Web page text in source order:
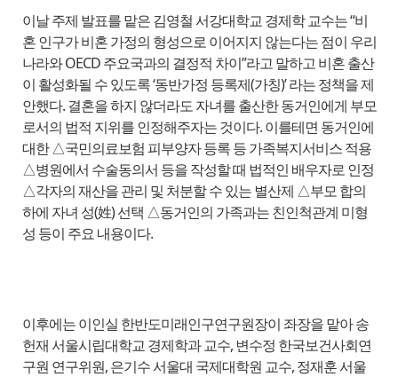
이날 주제 발표를 맡은 김영철 서강대학교 경제학 교수는 “비
혼 인구가 비혼 가정의 형성으로 이어지지 않는다는 점이 우리
나라와 OECD 주요국과의 결정적 차이”라고 말하고 비혼 출산
이 활성화될 수 있도록 ‘동반가정 등록제(가칭)’ 라는 정책을 제
안했다. 결혼을 하지 않더라도 자녀를 출산한 동거인에게 부모
로서의 법적 지위를 인정해주자는 것이다. 이를테면 동거인에
대한 △국민의료보험 피부양자 등록 등 가족복지서비스 적용
△병원에서 수술동의서 등을 작성할 때 법적인 배우자로 인정
△각자의 재산을 관리 및 처분할 수 있는 별산제 △부모 합의
하에 자녀 성(姓) 선택 △동거인의 가족과는 친인척관계 미형
성 등이 주요 내용이다.
이후에는 이인실 한반도미래인구연구원장이 좌장을 맡아 송
헌재 서울시립대학교 경제학과 교수, 변수정 한국보건사회연
구원 연구위원, 은기수 서울대 국제대학원 교수, 정재훈 서울